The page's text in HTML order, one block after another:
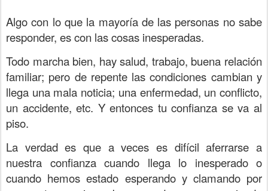
Algo con lo que la mayoría de las personas no sabe
responder, es con las cosas inesperadas.
Todo marcha bien, hay salud, trabajo, buena relación
familiar; pero de repente las condiciones cambian y
llega una mala noticia; una enfermedad, un conflicto,
un accidente, etc. Y entonces tu confianza se va al
piso.
La verdad es que a veces es difícil aferrarse a
nuestra confianza cuando llega lo inesperado o
cuando hemos estado esperando y clamando por